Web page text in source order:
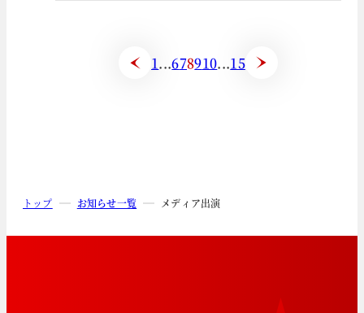
1...678910...15
トップ お知らせ一覧 メディア出演